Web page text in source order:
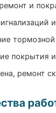
и
покрытия
ремонт